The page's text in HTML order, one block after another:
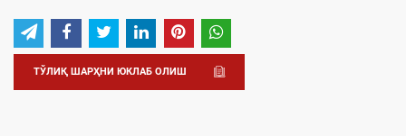
ТЎЛИҚ ШАРҲНИ ЮКЛАБ ОЛИШ